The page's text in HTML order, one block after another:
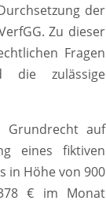
der
Zu dieser
Fragen
die zulässige
Grundrecht auf
eines fiktiven
in Höhe von 900
€ im Monat